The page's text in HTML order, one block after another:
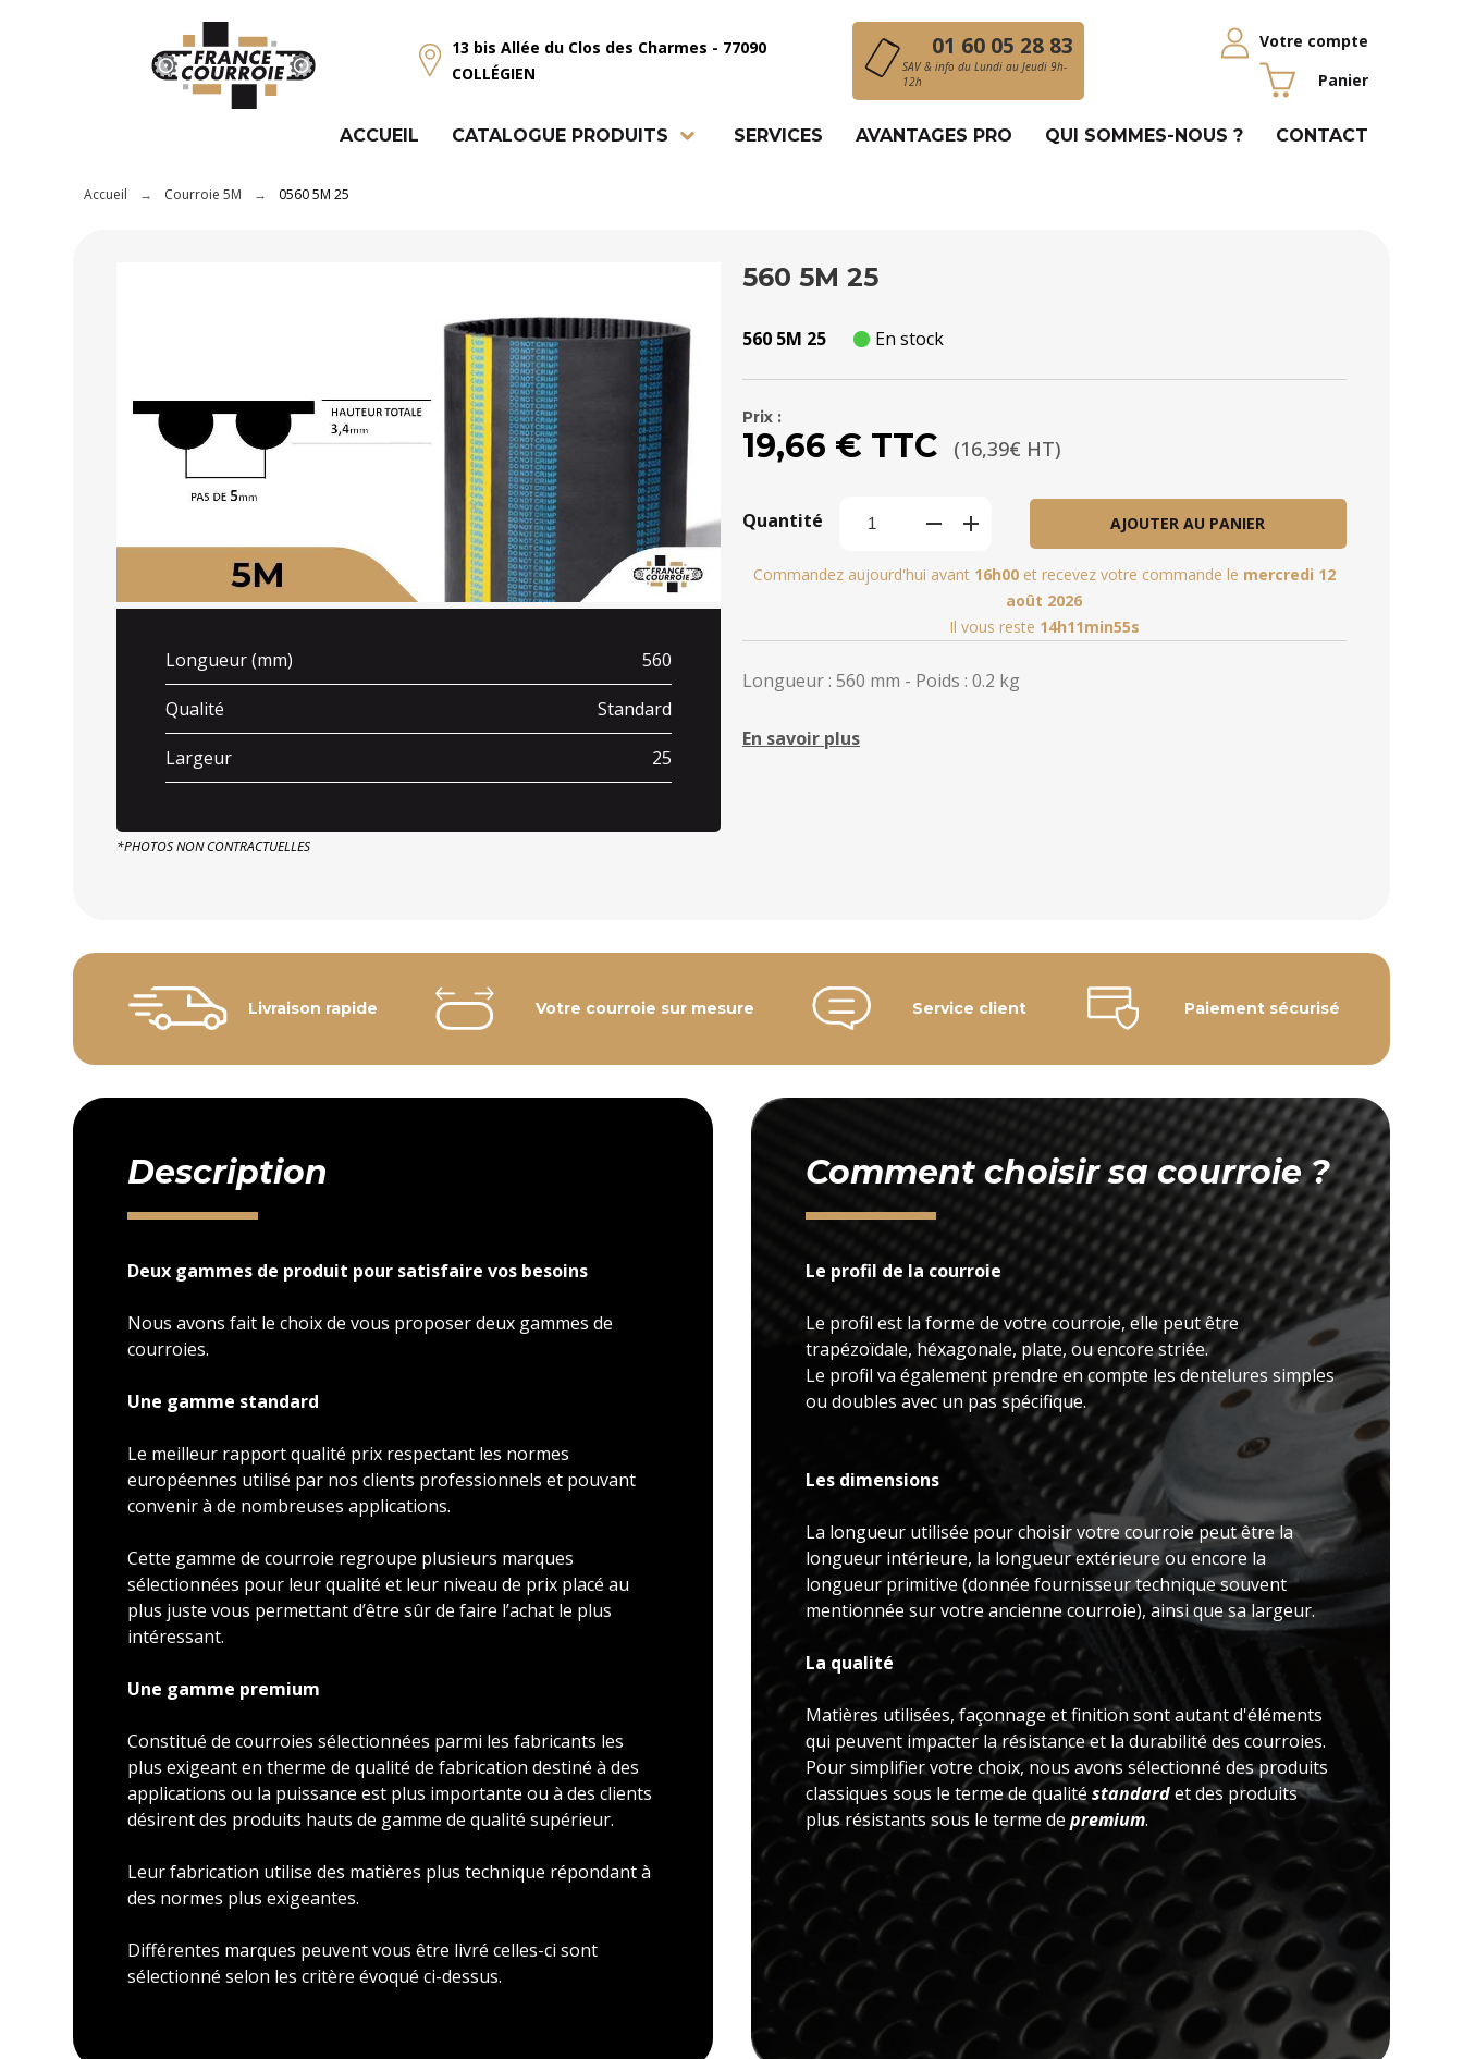
13 bis Allée du Clos des Charmes - 77090
COLLÉGIEN
01 60 05 28 83
SAV & info du Lundi au Jeudi 9h-
12h
Votre compte
Panier
ACCUEIL CATALOGUE PRODUITS SERVICES AVANTAGES PRO QUI SOMMES-NOUS ? CONTACT
Accueil Courroie 5M 0560 5M 25
Longueur (mm) 560
Qualité Standard
Largeur 25
*PHOTOS NON CONTRACTUELLES
560 5M 25
560 5M 25 En stock
Prix :
19,66 € TTC (16,39€ HT)
Quantité AJOUTER AU PANIER
Commandez aujourd'hui avant 16h00et recevez votre commande le mercredi 12
août 2026
Il vous reste 14h11min54s
Longueur : 560 mm - Poids : 0.2 kg
En savoir plus
Livraison rapide Votre courroie sur mesure Service client Paiement sécurisé
Description
Deux gammes de produit pour satisfaire vos besoins
Nous avons fait le choix de vous proposer deux gammes de
courroies.
Une gamme standard
Le meilleur rapport qualité prix respectant les normes
européennes utilisé par nos clients professionnels et pouvant
convenir à de nombreuses applications.
Cette gamme de courroie regroupe plusieurs marques
sélectionnées pour leur qualité et leur niveau de prix placé au
plus juste vous permettant d’être sûr de faire l’achat le plus
intéressant.
Une gamme premium
Constitué de courroies sélectionnées parmi les fabricants les
plus exigeant en therme de qualité de fabrication destiné à des
applications ou la puissance est plus importante ou à des clients
désirent des produits hauts de gamme de qualité supérieur.
Leur fabrication utilise des matières plus technique répondant à
des normes plus exigeantes.
Différentes marques peuvent vous être livré celles-ci sont
sélectionné selon les critère évoqué ci-dessus.
Comment choisir sa courroie ?
Le profil de la courroie
Le profil est la forme de votre courroie, elle peut être
trapézoïdale, héxagonale, plate, ou encore striée.
Le profil va également prendre en compte les dentelures simples
ou doubles avec un pas spécifique.
Les dimensions
La longueur utilisée pour choisir votre courroie peut être la
longueur intérieure, la longueur extérieure ou encore la
longueur primitive (donnée fournisseur technique souvent
mentionnée sur votre ancienne courroie), ainsi que sa largeur.
La qualité
Matières utilisées, façonnage et finition sont autant d'éléments
qui peuvent impacter la résistance et la durabilité des courroies.
Pour simplifier votre choix, nous avons sélectionné des produits
classiques sous le terme de qualité standardet des produits
plus résistants sous le terme de premium.